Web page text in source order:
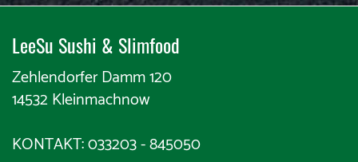
LeeSu Sushi & Slimfood​​
Zehlendorfer Damm 120
14532 Kleinmachnow
KONTAKT: 033203 - 845050